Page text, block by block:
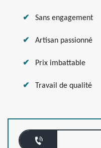
Sans engagement
Artisan passionné
Prix imbattable
Travail de qualité